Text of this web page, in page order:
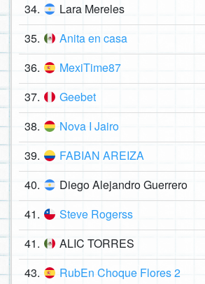
34. Lara Mereles
35. Anita en casa
36. MexiTime87
37. Geebet
38. Nova I Jairo
39. FABIAN AREIZA
40. Diego Alejandro Guerrero
41. Steve Rogerss
41. ALIC TORRES
43. RubEn Choque Flores 2